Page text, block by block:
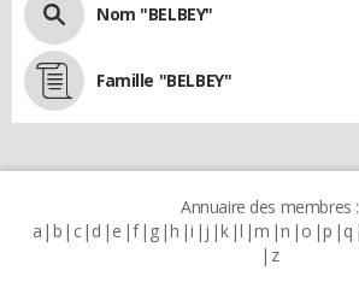
Nom "BELBEY"
Famille "BELBEY"
Annuaire des membres :
a b c d e f g h i j k l m n o p q
z